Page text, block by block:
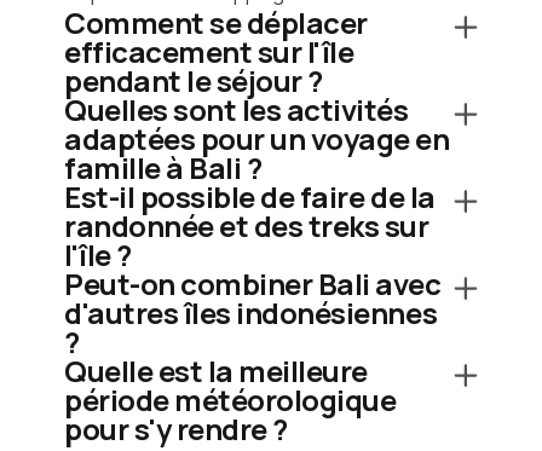
Comment se déplacer
efficacement sur l'île
pendant le séjour ?
Quelles sont les activités
adaptées pour un voyage en
famille à Bali ?
Est-il possible de faire de la
randonnée et des treks sur
l'île ?
Peut-on combiner Bali avec
d'autres îles indonésiennes
?
Quelle est la meilleure
période météorologique
pour s'y rendre ?